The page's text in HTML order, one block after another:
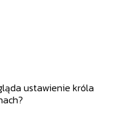
ustawienie króla